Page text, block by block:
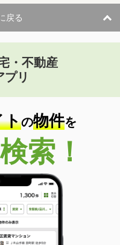
戻る
・不動産
プリ
トの物件を
索！